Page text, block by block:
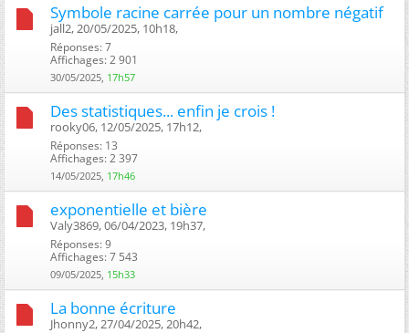
Symbole racine carrée pour un nombre négatif
jall2, 20/05/2025, 10h18, ‎
Réponses: 7
Affichages: 2 901
30/05/2025, 17h57
Des statistiques... enfin je crois !
rooky06, 12/05/2025, 17h12, ‎
Réponses: 13
Affichages: 2 397
14/05/2025, 17h46
exponentielle et bière
Valy3869, 06/04/2023, 19h37, ‎
Réponses: 9
Affichages: 7 543
09/05/2025, 15h33
La bonne écriture
Jhonny2, 27/04/2025, 20h42, ‎